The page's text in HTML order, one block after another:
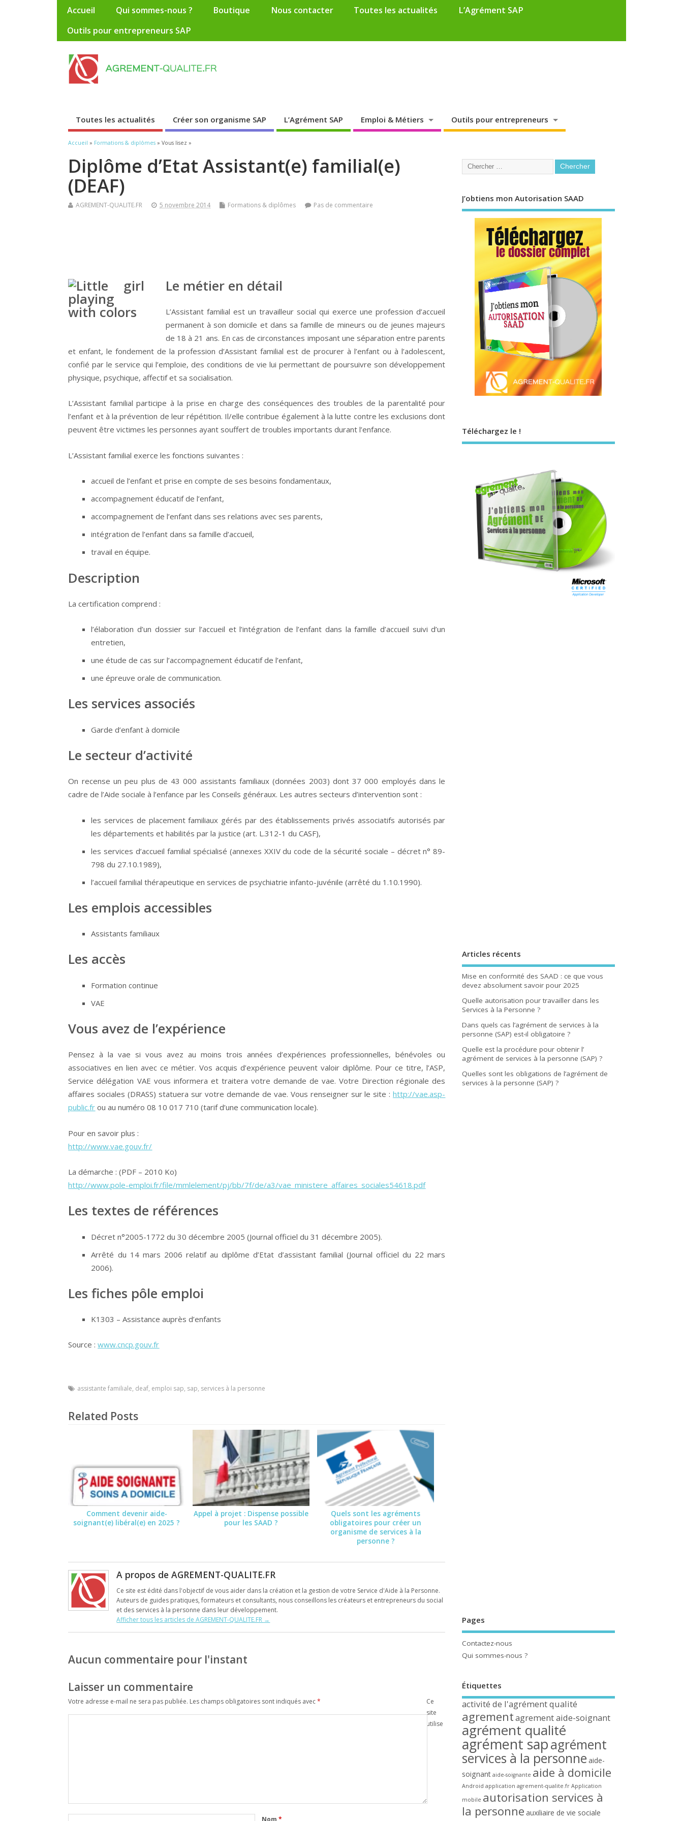
Accueil Qui sommes-nous ? Boutique Nous contacter Toutes les actualités
L’Agrément SAP
Outils pour entrepreneurs SAP
Toutes les actualités Créer son organisme SAP L’Agrément SAP Emploi & Métiers Outils pour entrepreneurs
Accueil » Formations & diplômes » Vous lisez »
Diplôme d’Etat Assistant(e) familial(e)
(DEAF)
AGREMENT-QUALITE.FR 5 novembre 2014 Formations & diplômes Pas de commentaire
Le métier en détail
L’Assistant familial est un travailleur social qui exerce une profession d’accueil
permanent à son domicile et dans sa famille de mineurs ou de jeunes majeurs
de 18 à 21 ans. En cas de circonstances imposant une séparation entre parents
et enfant, le fondement de la profession d’Assistant familial est de procurer à l’enfant ou à l’adolescent,
confié par le service qui l’emploie, des conditions de vie lui permettant de poursuivre son développement
physique, psychique, affectif et sa socialisation.
L’Assistant familial participe à la prise en charge des conséquences des troubles de la parentalité pour
l’enfant et à la prévention de leur répétition. Il/elle contribue également à la lutte contre les exclusions dont
peuvent être victimes les personnes ayant souffert de troubles importants durant l’enfance.
L’Assistant familial exerce les fonctions suivantes :
accueil de l’enfant et prise en compte de ses besoins fondamentaux,
accompagnement éducatif de l’enfant,
accompagnement de l’enfant dans ses relations avec ses parents,
intégration de l’enfant dans sa famille d’accueil,
travail en équipe.
Description
La certification comprend :
l’élaboration d’un dossier sur l’accueil et l’intégration de l’enfant dans la famille d’accueil suivi d’un
entretien,
une étude de cas sur l’accompagnement éducatif de l’enfant,
une épreuve orale de communication.
Les services associés
Garde d’enfant à domicile
Le secteur d’activité
On recense un peu plus de 43 000 assistants familiaux (données 2003) dont 37 000 employés dans le
cadre de l’Aide sociale à l’enfance par les Conseils généraux. Les autres secteurs d’intervention sont :
les services de placement familiaux gérés par des établissements privés associatifs autorisés par
les départements et habilités par la justice (art. L.312-1 du CASF),
les services d’accueil familial spécialisé (annexes XXIV du code de la sécurité sociale – décret n° 89-
798 du 27.10.1989),
l’accueil familial thérapeutique en services de psychiatrie infanto-juvénile (arrêté du 1.10.1990).
Les emplois accessibles
Assistants familiaux
Les accès
Formation continue
VAE
Vous avez de l’expérience
Pensez à la vae si vous avez au moins trois années d’expériences professionnelles, bénévoles ou
associatives en lien avec ce métier. Vos acquis d’expérience peuvent valoir diplôme. Pour ce titre, l’ASP,
Service délégation VAE vous informera et traitera votre demande de vae. Votre Direction régionale des
affaires sociales (DRASS) statuera sur votre demande de vae. Vous renseigner sur le site :http://vae.asp-
public.fr ou au numéro 08 10 017 710 (tarif d’une communication locale).
Pour en savoir plus :
http://www.vae.gouv.fr/
La démarche : (PDF – 2010 Ko)
http://www.pole-emploi.fr/file/mmlelement/pj/bb/7f/de/a3/vae_ministere_affaires_sociales54618.pdf
Les textes de références
Décret n°2005-1772 du 30 décembre 2005 (Journal officiel du 31 décembre 2005).
Arrêté du 14 mars 2006 relatif au diplôme d’Etat d’assistant familial (Journal officiel du 22 mars
2006).
Les fiches pôle emploi
K1303 – Assistance auprès d’enfants
Source :www.cncp.gouv.fr
assistante familiale, deaf, emploi sap, sap, services à la personne
Related Posts
Comment devenir aide-
soignant(e) libéral(e) en 2025 ?
Appel à projet : Dispense possible
pour les SAAD ?
Quels sont les agréments
obligatoires pour créer un
organisme de services à la
personne ?
A propos de AGREMENT-QUALITE.FR
Ce site est édité dans l'objectif de vous aider dans la création et la gestion de votre Service d'Aide à la Personne.
Auteurs de guides pratiques, formateurs et consultants, nous conseillons les créateurs et entrepreneurs du social
et des services à la personne dans leur développement.
Afficher tous les articles de AGREMENT-QUALITE.FR →
Aucun commentaire pour l'instant
Laisser un commentaire
Votre adresse e-mail ne sera pas publiée. Les champs obligatoires sont indiqués avec*
Ce
site
utilise
J’obtiens mon Autorisation SAAD
Téléchargez le !
Articles récents
Mise en conformité des SAAD : ce que vous
devez absolument savoir pour 2025
Quelle autorisation pour travailler dans les
Services à la Personne ?
Dans quels cas l’agrément de services à la
personne (SAP) est-il obligatoire ?
Quelle est la procédure pour obtenir l’
agrément de services à la personne (SAP) ?
Quelles sont les obligations de l’agrément de
services à la personne (SAP) ?
Pages
Contactez-nous
Qui sommes-nous ?
Étiquettes
activité de l'agrément qualité
agrementagrement aide-soignant
agrément qualité
agrément sapagrément
services à la personne aide-
soignant aide-soignante aide à domicile
Android application agrement-qualite.fr Application
mobile autorisation services à
la personne auxiliaire de vie sociale